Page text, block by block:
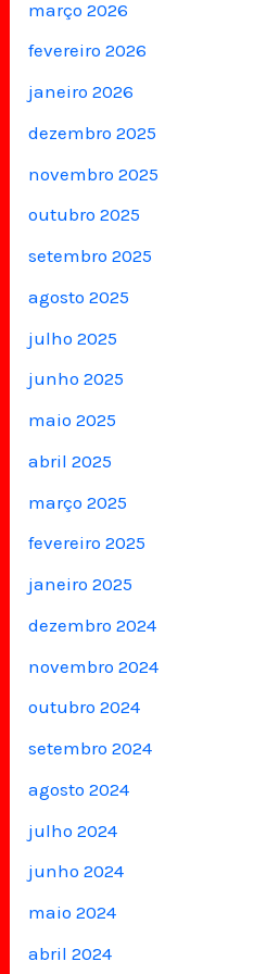
março 2026
fevereiro 2026
janeiro 2026
dezembro 2025
novembro 2025
outubro 2025
setembro 2025
agosto 2025
julho 2025
junho 2025
maio 2025
abril 2025
março 2025
fevereiro 2025
janeiro 2025
dezembro 2024
novembro 2024
outubro 2024
setembro 2024
agosto 2024
julho 2024
junho 2024
maio 2024
abril 2024